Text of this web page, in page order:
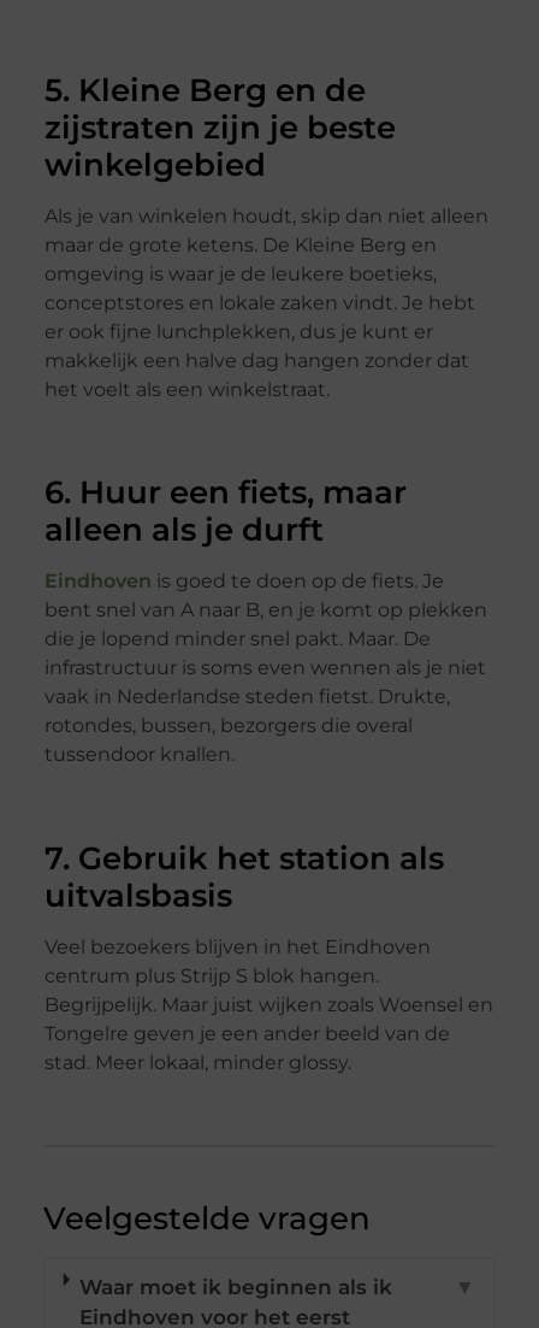
5. Kleine Berg en de
zijstraten zijn je beste
winkelgebied
Als je van winkelen houdt, skip dan niet alleen
maar de grote ketens. De Kleine Berg en
omgeving is waar je de leukere boetieks,
conceptstores en lokale zaken vindt. Je hebt
er ook fijne lunchplekken, dus je kunt er
makkelijk een halve dag hangen zonder dat
het voelt als een winkelstraat.
6. Huur een fiets, maar
alleen als je durft
Eindhoven is goed te doen op de fiets. Je
bent snel van A naar B, en je komt op plekken
die je lopend minder snel pakt. Maar. De
infrastructuur is soms even wennen als je niet
vaak in Nederlandse steden fietst. Drukte,
rotondes, bussen, bezorgers die overal
tussendoor knallen.
7. Gebruik het station als
uitvalsbasis
Veel bezoekers blijven in het Eindhoven
centrum plus Strijp S blok hangen.
Begrijpelijk. Maar juist wijken zoals Woensel en
Tongelre geven je een ander beeld van de
stad. Meer lokaal, minder glossy.
Veelgestelde vragen
Waar moet ik beginnen als ik
Eindhoven voor het eerst
▼